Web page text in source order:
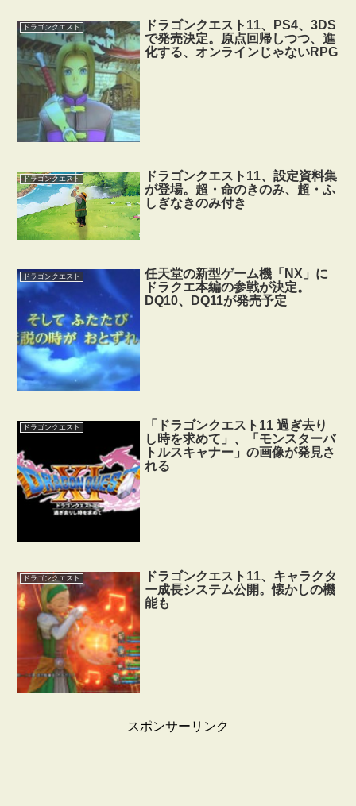
ドラゴンクエスト
ドラゴンクエスト11、PS4、3DS
で発売決定。原点回帰しつつ、進
化する、オンラインじゃないRPG
ドラゴンクエスト
ドラゴンクエスト11、設定資料集
が登場。超・命のきのみ、超・ふ
しぎなきのみ付き
ドラゴンクエスト
任天堂の新型ゲーム機「NX」に
ドラクエ本編の参戦が決定。
DQ10、DQ11が発売予定
ドラゴンクエスト
「ドラゴンクエスト11 過ぎ去り
し時を求めて」、「モンスターバ
トルスキャナー」の画像が発見さ
れる
ドラゴンクエスト
ドラゴンクエスト11、キャラクタ
ー成長システム公開。懐かしの機
能も
スポンサーリンク